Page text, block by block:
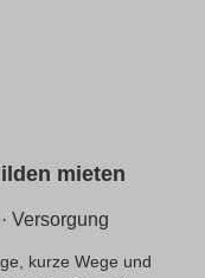
mieten
Versorgung
kurze Wege und